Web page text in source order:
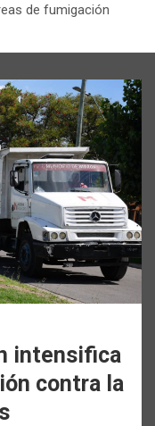
de fumigación
intensifica
contra la